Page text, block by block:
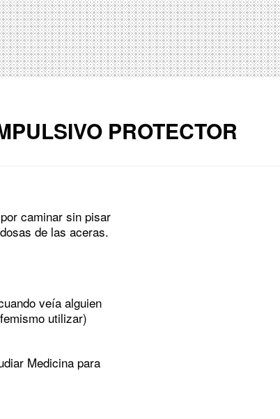
PROTECTOR
caminar sin pisar
de las aceras.
veía alguien
utilizar)
Medicina para